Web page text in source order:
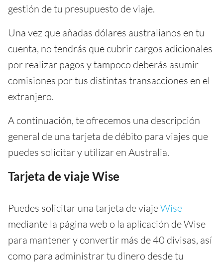
gestión de tu presupuesto de viaje.
Una vez que añadas dólares australianos en tu
cuenta, no tendrás que cubrir cargos adicionales
por realizar pagos y tampoco deberás asumir
comisiones por tus distintas transacciones en el
extranjero.
A continuación, te ofrecemos una descripción
general de una tarjeta de débito para viajes que
puedes solicitar y utilizar en Australia.
Tarjeta de viaje Wise
Puedes solicitar una tarjeta de viajeWise
mediante la página web o la aplicación de Wise
para mantener y convertir más de 40 divisas, así
como para administrar tu dinero desde tu